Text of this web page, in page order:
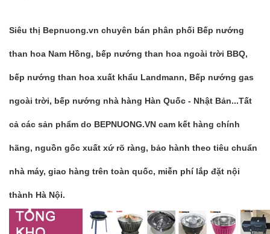
Siêu thị Bepnuong.vn chuyên bán phân phối Bếp nướng
than hoa Nam Hồng, bếp nướng than hoa ngoài trời BBQ,
bếp nướng than hoa xuất khẩu Landmann, Bếp nướng gas
ngoài trời, bếp nướng nhà hàng Hàn Quốc - Nhật Bản...Tất
cả các sản phẩm do BEPNUONG.VN cam kết hàng chính
hãng, nguồn gốc xuất xứ rõ ràng, bảo hành theo tiêu chuẩn
nhà máy, giao hàng trên toàn quốc, miễn phí lắp đặt nội
thành Hà Nội.